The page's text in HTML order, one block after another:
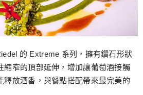
的 Extreme 系列，擁有鑽石形狀
縮窄的頂部延伸，增加讓葡萄酒接觸
釋放酒香，與餐點搭配帶來最完美的